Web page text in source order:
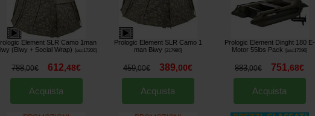
Element SLR Camo 1man
(Biwy + Social Wrap)
esc17206]
788,00€ 612,48€
Acquista
Prologic Element SLR Camo 1
man Biwy
217986]
459,00€ 389,00€
Acquista
Prologic Element Dinght 180 E-
Motor 55lbs Pack
esc17096]
883,00€ 751,68€
Acquista